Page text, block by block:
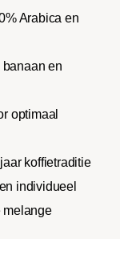
Arabica en
banaan en
optimaal
koffietraditie
individueel
melange